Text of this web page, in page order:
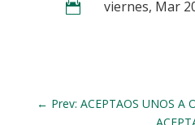
 viernes, Mar
← Prev: ACEPTAOS UNOS A